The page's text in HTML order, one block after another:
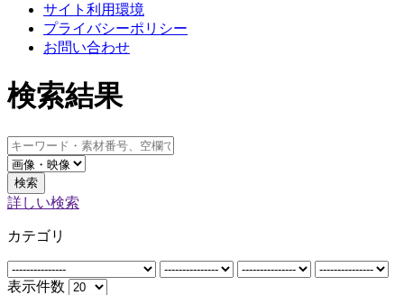
サイト利用環境
プライバシーポリシー
お問い合わせ
検索結果
検索
詳しい検索
カテゴリ
表示件数